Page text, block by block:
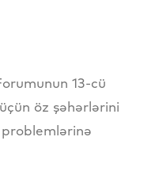
13-cü
öz şəhərlərini